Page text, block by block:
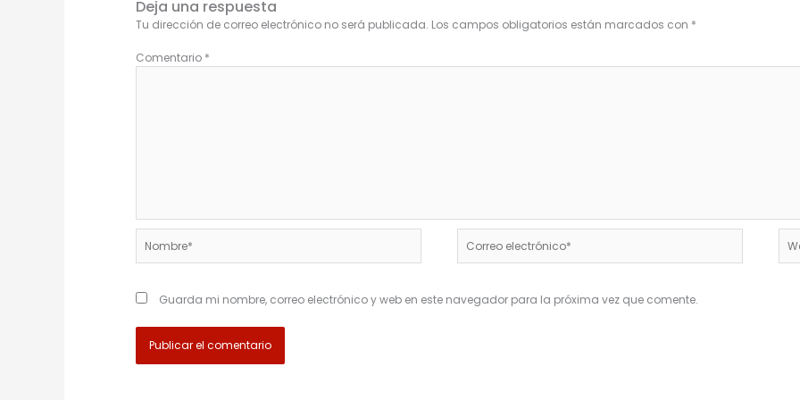
Deja una respuesta
Tu dirección de correo electrónico no será publicada. Los campos obligatorios están marcados con *
Comentario *
electrónico*
Guarda mi nombre, correo electrónico y web en este navegador para la próxima vez que comente.